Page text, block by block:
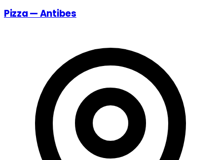
Pizza — Antibes